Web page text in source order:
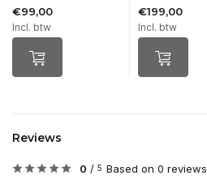
€99,00
Incl. btw
€199,00
Incl. btw
Reviews
0 / 5 Based on 0 reviews